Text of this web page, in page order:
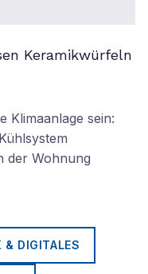
Keramikwürfeln
Klimaanlage sein:
der Wohnung
& DIGITALES